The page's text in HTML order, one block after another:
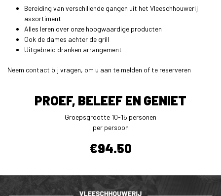
Bereiding van verschillende gangen uit het Vleeschhouwerij
assortiment
Alles leren over onze hoogwaardige producten
Ook de dames achter de grill
Uitgebreid dranken arrangement
Neem contact bij vragen, om u aan te melden of te reserveren
PROEF, BELEEF EN GENIET
Groepsgrootte 10-15 personen
per persoon
€94.50